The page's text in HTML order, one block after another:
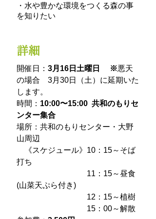
・水や豊かな環境をつくる森の事
を知りたい
詳細
開催日 ： 3月16日土曜日 ※悪天
の場合 3月30日（土）に延期いた
します。
時間： 10:00〜15:00 共和のもりセ
ンター集合
場所：共和のもりセンター・大野
山周辺
《スケジュール》10：15～そば
打ち
11：15～昼食
(山菜天ぷら付き)
12：15～植樹
15：00～解散